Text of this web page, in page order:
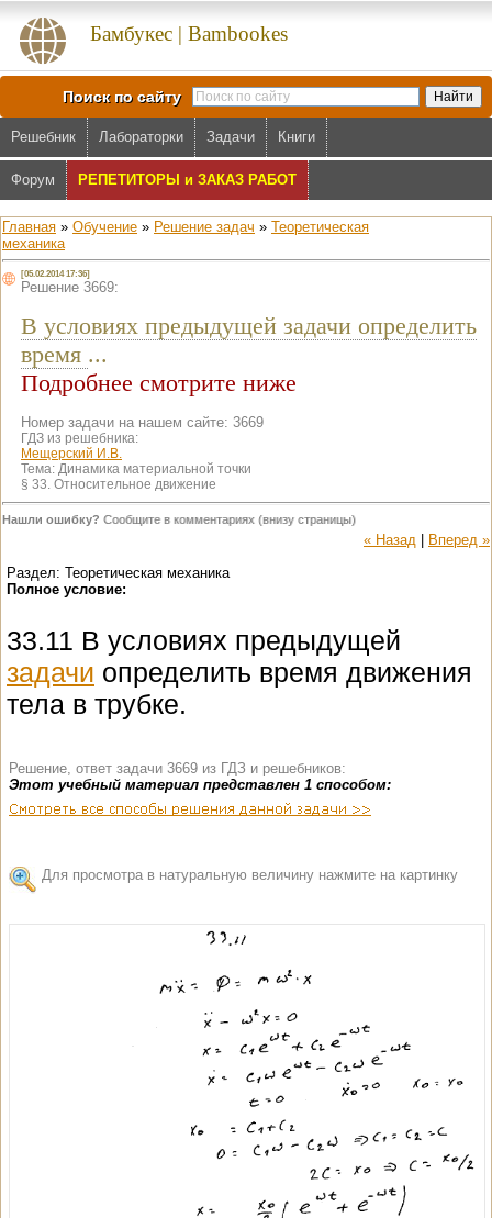
Бамбукес | Bambookes
Поиск по сайту
Решебник Лабораторки Задачи Книги
Форум РЕПЕТИТОРЫ и ЗАКАЗ РАБОТ
Главная » Обучение » Решение задач » Теоретическая
механика
[05.02.2014 17:36]
Решение 3669:
В условиях предыдущей задачи определить
время ...
Подробнее смотрите ниже
Номер задачи на нашем сайте: 3669
ГДЗ из решебника:
Мещерский И.В.
Тема: Динамика материальной точки
§ 33. Относительное движение
Нашли ошибку? Сообщите в комментариях (внизу страницы)
« Назад
Вперед »
Раздел: Теоретическая механика
Полное условие:
33.11 В условиях предыдущей
задачи определить время движения
тела в трубке.
Решение, ответ задачи 3669 из ГДЗ и решебников:
Этот учебный материал представлен 1 способом:
Для просмотра в натуральную величину нажмите на картинку